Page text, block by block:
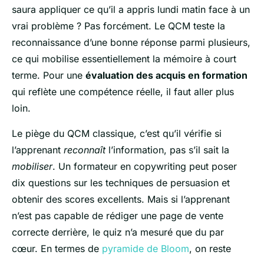
saura appliquer ce qu’il a appris lundi matin face à un
vrai problème ? Pas forcément. Le QCM teste la
reconnaissance d’une bonne réponse parmi plusieurs,
ce qui mobilise essentiellement la mémoire à court
terme. Pour une évaluation des acquis en formation
qui reflète une compétence réelle, il faut aller plus
loin.
Le piège du QCM classique, c’est qu’il vérifie si
l’apprenant reconnaîtl’information, pas s’il sait la
mobiliser. Un formateur en copywriting peut poser
dix questions sur les techniques de persuasion et
obtenir des scores excellents. Mais si l’apprenant
n’est pas capable de rédiger une page de vente
correcte derrière, le quiz n’a mesuré que du par
cœur. En termes de pyramide de Bloom, on reste